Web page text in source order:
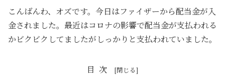
こんばんわ、オズです。今日はファイザーから配当金が入
金されました。最近はコロナの影響で配当金が支払われる
かビクビクしてましたがしっかりと支払われていました。
目次